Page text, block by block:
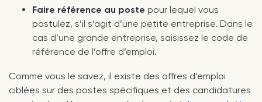
Faire référence au poste pour lequel vous
postulez, s’il s’agit d’une petite entreprise. Dans le
cas d’une grande entreprise, saisissez le code de
référence de l’offre d’emploi.
Comme vous le savez, il existe des offres d’emploi
ciblées sur des postes spécifiques et des candidatures